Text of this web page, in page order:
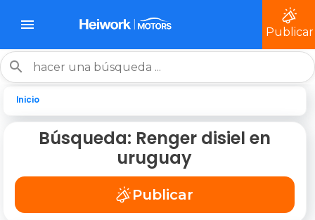
Publicar
Inicio
Búsqueda: Renger disiel en
uruguay
Publicar